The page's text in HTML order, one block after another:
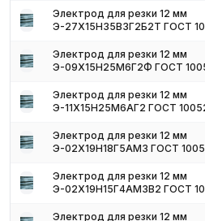
Скорость исполнения зависит
материала;
снижается;
он образуется с неровностями и
Производительность снижается.
Разновидности
Для резки металла применяют
покрытия. Для обработки металла
виды электродов:
Электрод для резки 12 мм
Э-27Х15Н35В3Г2Б2Т ГОСТ
Электрод для резки 12 мм
Э-09Х15Н25М6Г2Ф ГОСТ
Электрод для резки 12 мм
Э-11Х15Н25М6АГ2 ГОСТ
Электрод для резки 12 мм
Э-02Х19Н18Г5АМ3 ГОСТ
Электрод для резки 12 мм
Э-02Х19Н15Г4АМ3В2 ГОСТ
Электрод для резки 12 мм